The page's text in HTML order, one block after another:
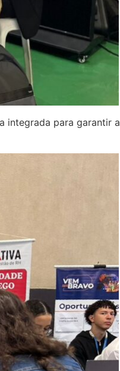
integrada para garantir a